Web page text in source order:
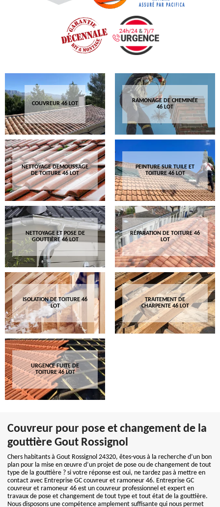
COUVREUR 46 LOT
RAMONAGE DE CHEMINÉE
46 LOT
NETTOYAGE DEMOUSSAGE
DE TOITURE 46 LOT
PEINTURE SUR TUILE ET
TOITURE 46 LOT
NETTOYAGE ET POSE DE
GOUTTIÈRE 46 LOT
RÉPARATION DE TOITURE 46
LOT
ISOLATION DE TOITURE 46
LOT
TRAITEMENT DE
CHARPENTE 46 LOT
URGENCE FUITE DE
TOITURE 46 LOT
Couvreur pour pose et changement de la
gouttière Gout Rossignol
Chers habitants à Gout Rossignol 24320, êtes-vous à la recherche d’un bon
plan pour la mise en œuvre d’un projet de pose ou de changement de tout
type de la gouttière ? si votre réponse est oui, ne tardez pas à mettre en
contact avec Entreprise GC couvreur et ramoneur 46. Entreprise GC
couvreur et ramoneur 46 est un couvreur professionnel et expert en
travaux de pose et changement de tout type et tout état de la gouttière.
Nous disposons une compétence amplement suffisante qui nous permet